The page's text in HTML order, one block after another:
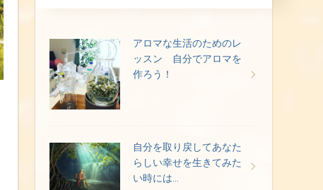
アロマな生活のためのレ
ッスン 自分でアロマを
作ろう！
自分を取り戻してあなた
らしい幸せを生きてみた
い時には…